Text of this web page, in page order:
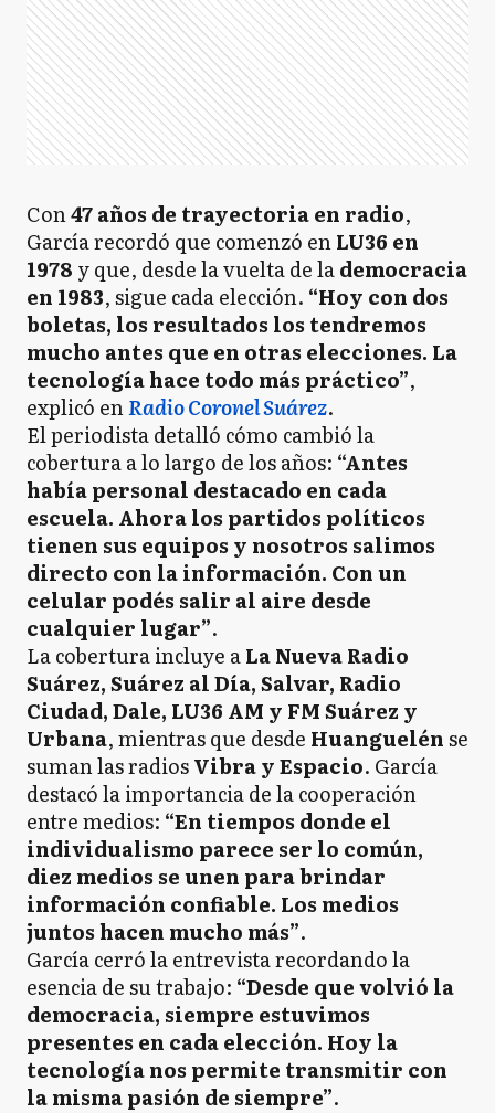
Con47 años de trayectoria en radio,
García recordó que comenzó enLU36 en
1978 y que, desde la vuelta de lademocracia
en 1983, sigue cada elección. “Hoy con dos
boletas, los resultados los tendremos
mucho antes que en otras elecciones. La
tecnología hace todo más práctico”,
explicó enRadio Coronel Suárez.
El periodista detalló cómo cambió la
cobertura a lo largo de los años: “Antes
había personal destacado en cada
escuela. Ahora los partidos políticos
tienen sus equipos y nosotros salimos
directo con la información. Con un
celular podés salir al aire desde
cualquier lugar”.
La cobertura incluye aLa Nueva Radio
Suárez, Suárez al Día, Salvar, Radio
Ciudad, Dale, LU36 AM y FM Suárez y
Urbana, mientras que desde Huanguelénse
suman las radiosVibra y Espacio. García
destacó la importancia de la cooperación
entre medios: “En tiempos donde el
individualismo parece ser lo común,
diez medios se unen para brindar
información confiable. Los medios
juntos hacen mucho más”.
García cerró la entrevista recordando la
esencia de su trabajo: “Desde que volvió la
democracia, siempre estuvimos
presentes en cada elección. Hoy la
tecnología nos permite transmitir con
la misma pasión de siempre”.